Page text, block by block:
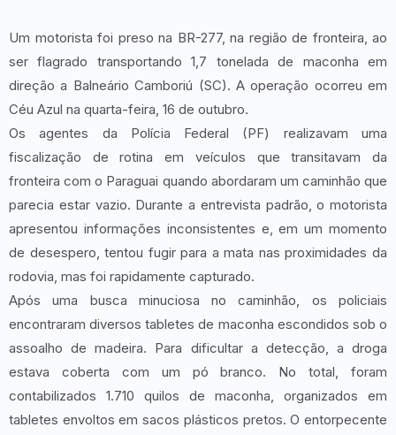
Um motorista foi preso na BR-277, na região de fronteira, ao
ser flagrado transportando 1,7 tonelada de maconha em
direção a Balneário Camboriú (SC). A operação ocorreu em
Céu Azul na quarta-feira, 16 de outubro.
Os agentes da Polícia Federal (PF) realizavam uma
fiscalização de rotina em veículos que transitavam da
fronteira com o Paraguai quando abordaram um caminhão que
parecia estar vazio. Durante a entrevista padrão, o motorista
apresentou informações inconsistentes e, em um momento
de desespero, tentou fugir para a mata nas proximidades da
rodovia, mas foi rapidamente capturado.
Após uma busca minuciosa no caminhão, os policiais
encontraram diversos tabletes de maconha escondidos sob o
assoalho de madeira. Para dificultar a detecção, a droga
estava coberta com um pó branco. No total, foram
contabilizados 1.710 quilos de maconha, organizados em
tabletes envoltos em sacos plásticos pretos. O entorpecente